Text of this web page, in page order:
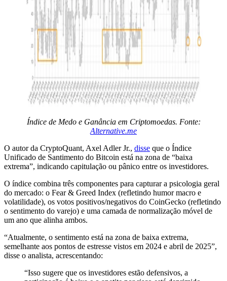
Índice de Medo e Ganância em Criptomoedas. Fonte:
Alternative.me
O autor da CryptoQuant, Axel Adler Jr., disse que o Índice
Unificado de Santimento do Bitcoin está na zona de “baixa
extrema”, indicando capitulação ou pânico entre os investidores.
O índice combina três componentes para capturar a psicologia geral
do mercado: o Fear & Greed Index (refletindo humor macro e
volatilidade), os votos positivos/negativos do CoinGecko (refletindo
o sentimento do varejo) e uma camada de normalização móvel de
um ano que alinha ambos.
“Atualmente, o sentimento está na zona de baixa extrema,
semelhante aos pontos de estresse vistos em 2024 e abril de 2025”,
disse o analista, acrescentando:
“Isso sugere que os investidores estão defensivos, a